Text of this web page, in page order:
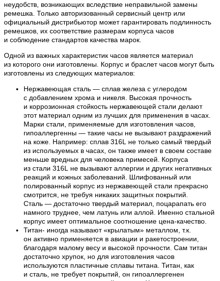
неудобств, возникающих вследствие неправильной замены
ремешка. Только авторизованный сервисный центр или
официальный дистрибьютор может гарантировать подлинность
ремешков, их соответствие размерам корпуса часов
и соблюдение стандартов качества марок.
Одной из важных характеристик часов является материал
из которого они изготовлены. Корпус и браслет часов могут быть
изготовлены из следующих материалов:
Нержавеющая сталь — сплав железа с углеродом
с добавлением хрома и никеля. Высокая прочность
и коррозионная стойкость нержавеющей стали делают
этот материал одним из лучших для применения в часах.
Марки стали, применяемые для изготовления часов,
гипоаллергенны — такие часы не вызывают раздражений
на коже. Например: сплав 316L не только самый твердый
из используемых в часах, он также имеет в своем составе
меньше вредных для человека примесей. Корпуса
из стали 316L не вызывают аллергии и других негативных
реакций и кожных заболеваний. Шлифованный или
полированный корпус из нержавеющей стали прекрасно
смотрится, не требуя никаких защитных покрытий.
Сталь — достаточно твердый материал, поцарапать его
намного труднее, чем латунь или аллой. Именно стальной
корпус имеет оптимальное соотношение цена-качество.
Титан- иногда называют «крылатым» металлом, т.к.
он активно применяется в авиации и ракетостроении,
благодаря малому весу и высокой прочности. Сам титан
достаточно хрупок, но для изготовления часов
используются пластичные сплавы титана. Титан, как
и сталь, не требует покрытий, он гипоаллергенен